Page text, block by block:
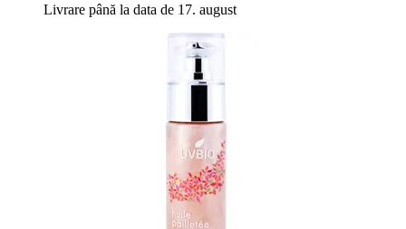
Livrare până la data de 17. august